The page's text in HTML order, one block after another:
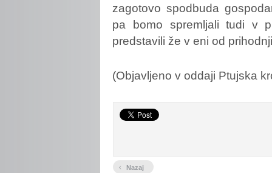
zagotovo spodbuda
pa bomo spremljali tudi v
predstavili že v eni od
(Objavljeno v oddaji Ptujska
‹ Nazaj